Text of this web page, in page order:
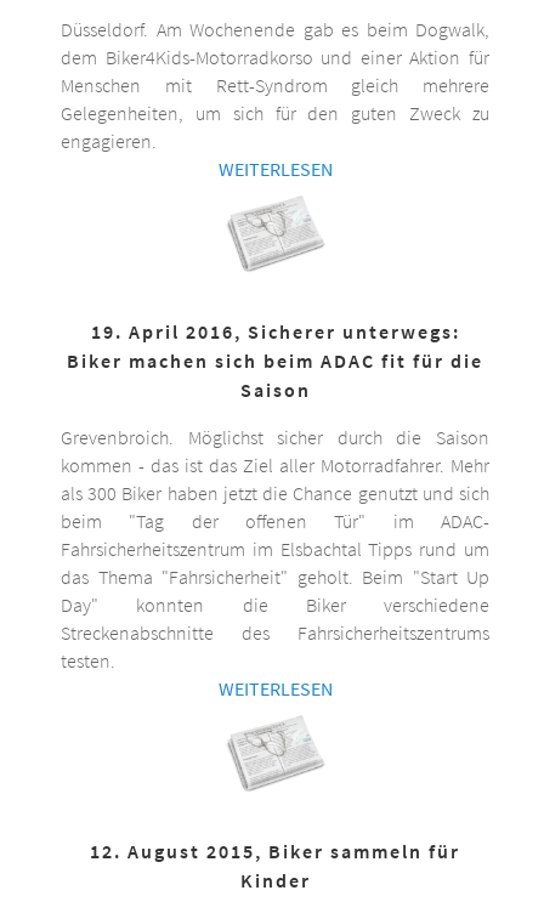
Düsseldorf. Am Wochenende gab es beim Dogwalk,
dem Biker4Kids-Motorradkorso und einer Aktion für
Menschen mit Rett-Syndrom gleich mehrere
Gelegenheiten, um sich für den guten Zweck zu
engagieren.
WEITERLESEN
19. April 2016, Sicherer unterwegs:
Biker machen sich beim ADAC fit für die
Saison
Grevenbroich. Möglichst sicher durch die Saison
kommen - das ist das Ziel aller Motorradfahrer. Mehr
als 300 Biker haben jetzt die Chance genutzt und sich
beim "Tag der offenen Tür" im ADAC-
Fahrsicherheitszentrum im Elsbachtal Tipps rund um
das Thema "Fahrsicherheit" geholt. Beim "Start Up
Day" konnten die Biker verschiedene
Streckenabschnitte des Fahrsicherheitszentrums
testen.
WEITERLESEN
12. August 2015, Biker sammeln für
Kinder